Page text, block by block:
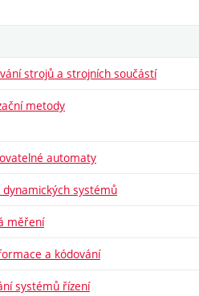
strojů a strojních součástí
metody
automaty
dynamických systémů
měření
a kódování
systémů řízení